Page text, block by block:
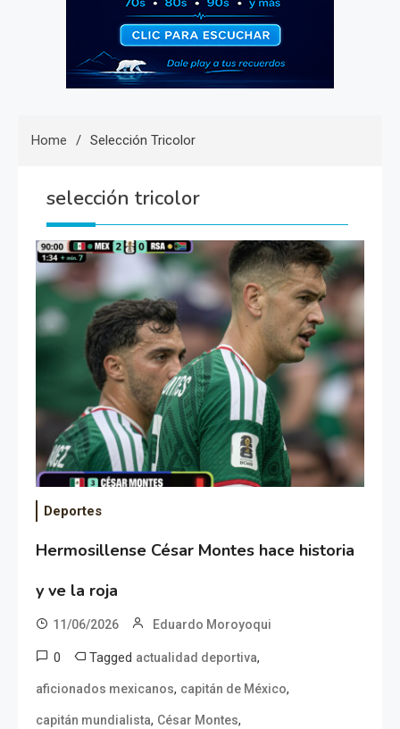
Home Selección Tricolor
selección tricolor
Deportes
Hermosillense César Montes hace historia
y ve la roja
11/06/2026 Eduardo Moroyoqui
0 Tagged actualidad deportiva,
aficionados mexicanos, capitán de México,
capitán mundialista, César Montes,